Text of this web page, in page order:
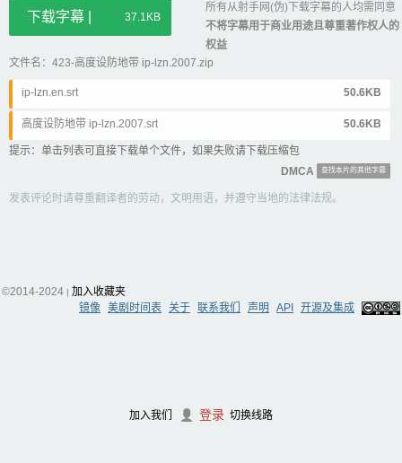
加入我们 登录 切换线路
下载字幕 | 37.1KB
所有从射手网(伪)下载字幕的人均需同意
不将字幕用于商业用途且尊重著作权人的
权益
文件名：423-高度设防地带 ip-lzn.2007.zip
ip-lzn.en.srt 50.6KB
高度设防地带 ip-lzn.2007.srt 50.6KB
提示：单击列表可直接下载单个文件，如果失败请下载压缩包
DMCA
查找本片的其他字幕
发表评论时请尊重翻译者的劳动，文明用语，并遵守当地的法律法规。
©2014-2024 | 加入收藏夹
镜像 美剧时间表 关于 联系我们 声明 API 开源及集成